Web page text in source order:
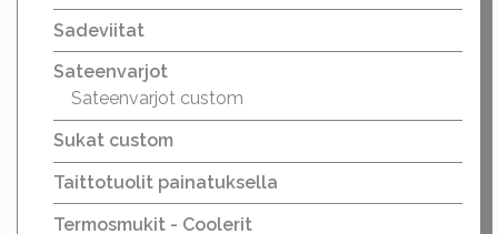
Sadeviitat
Sateenvarjot
Sateenvarjot custom
Sukat custom
Taittotuolit painatuksella
Termosmukit - Coolerit